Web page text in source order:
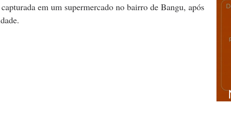
em um supermercado no bairro de Bangu, após